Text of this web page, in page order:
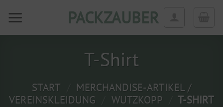
Inhalt
PACKZAUBER
T-Shirt
START
MERCHANDISE-ARTIKEL /
VEREINSKLEIDUNG
WUTZKOPP
T-SHIRT